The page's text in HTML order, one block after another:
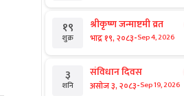
१९
शुक्र
श्रीकृष्ण जन्माष्टमी व्रत
भाद्र १९, २०८३-Sep 4, 2026
३
शनि
संविधान दिवस
असोज ३, २०८३-Sep 19, 2026